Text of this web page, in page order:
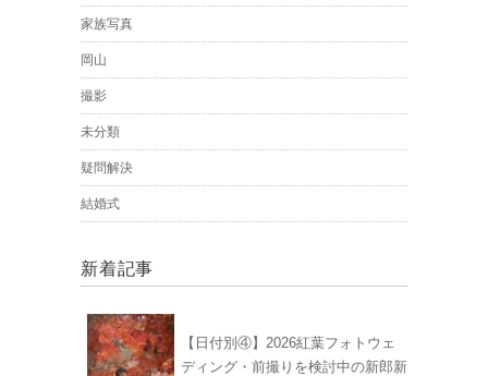
家族写真
岡山
撮影
未分類
疑問解決
結婚式
新着記事
【日付別④】2026紅葉フォトウェ
ディング・前撮りを検討中の新郎新